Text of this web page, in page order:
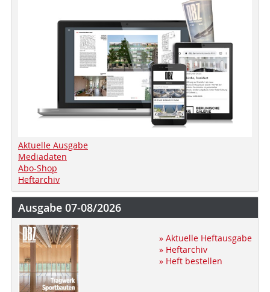
Aktuelle Ausgabe
Mediadaten
Abo-Shop
Heftarchiv
Ausgabe 07-08/2026
» Aktuelle Heftausgabe
» Heftarchiv
» Heft bestellen